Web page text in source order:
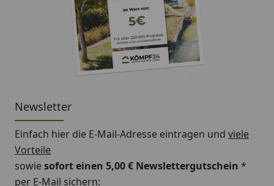
Newsletter
Einfach hier die E-Mail-Adresse eintragen und viele
Vorteile
sowiesofort einen 5,00 € Newslettergutschein *
per E-Mail sichern: